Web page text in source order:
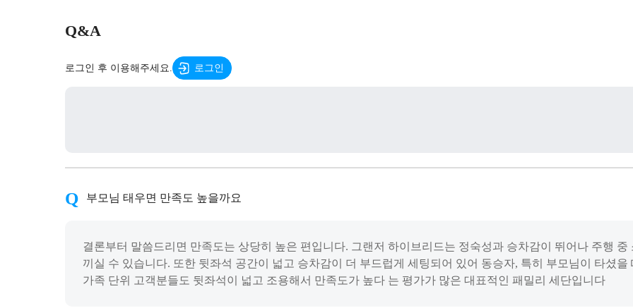
Q&A
로그인 후 이용해주세요. 로그인
부모님 태우면 만족도 높을까요
결론부터 말씀드리면 만족도는 상당히 높은 편입니다. 그랜저 하이브리드는 정숙성과 승차감이 뛰어나 주행
끼실 수 있습니다. 또한 뒷좌석 공간이 넓고 승차감이 더 부드럽게 세팅되어 있어 동승자, 특히 부모님이 타셨
가족 단위 고객분들도 뒷좌석이 넓고 조용해서 만족도가 높다 는 평가가 많은 대표적인 패밀리 세단입니다